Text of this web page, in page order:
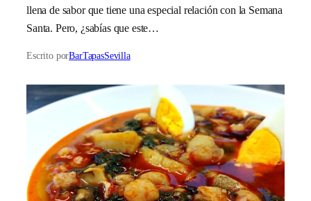
llena de sabor que tiene una especial relación con la Semana
Santa. Pero, ¿sabías que este…
Escrito porBarTapasSevilla